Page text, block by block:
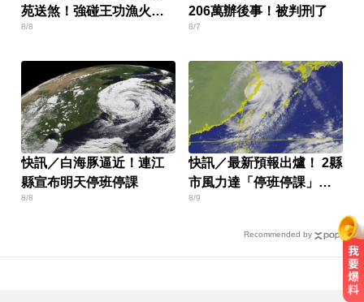
苑送煞！強碰王功漁火節
上千遊客 喪家回應了
8/8
206萬辦後事！被判刑了
8/7
快訊／白海豚逼近！連江
縣宣布明天停班停課
8/8
快訊／最新預報出爐！ 2縣
市風力達「停班停課」標
準
8/9
Recommended by